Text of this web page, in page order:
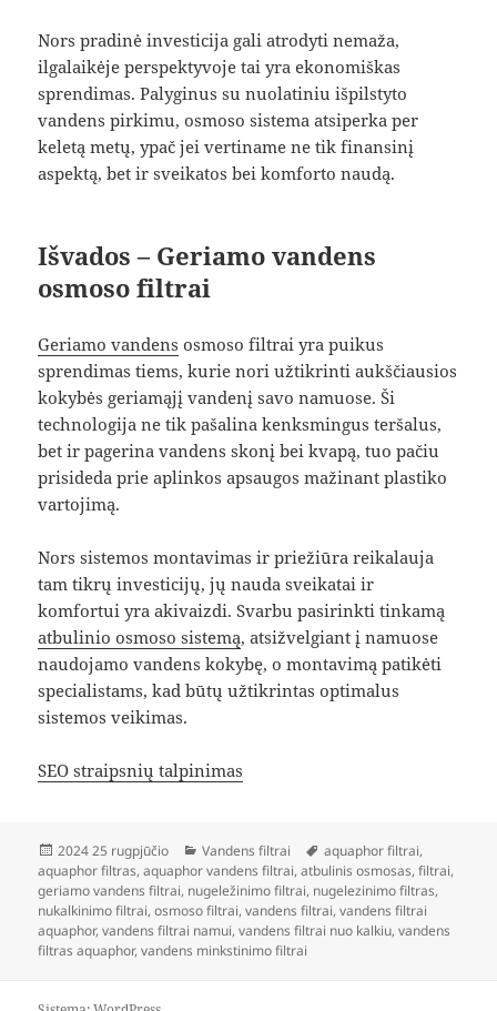
Nors pradinė investicija gali atrodyti nemaža,
ilgalaikėje perspektyvoje tai yra ekonomiškas
sprendimas. Palyginus su nuolatiniu išpilstyto
vandens pirkimu, osmoso sistema atsiperka per
keletą metų, ypač jei vertiname ne tik finansinį
aspektą, bet ir sveikatos bei komforto naudą.
Išvados – Geriamo vandens
osmoso filtrai
Geriamo vandens osmoso filtrai yra puikus
sprendimas tiems, kurie nori užtikrinti aukščiausios
kokybės geriamąjį vandenį savo namuose. Ši
technologija ne tik pašalina kenksmingus teršalus,
bet ir pagerina vandens skonį bei kvapą, tuo pačiu
prisideda prie aplinkos apsaugos mažinant plastiko
vartojimą.
Nors sistemos montavimas ir priežiūra reikalauja
tam tikrų investicijų, jų nauda sveikatai ir
komfortui yra akivaizdi. Svarbu pasirinkti tinkamą
atbulinio osmoso sistemą, atsižvelgiant į namuose
naudojamo vandens kokybę, o montavimą patikėti
specialistams, kad būtų užtikrintas optimalus
sistemos veikimas.
SEO straipsnių talpinimas
Paskelbta
2024 25 rugpjūčio Kategorijos
Vandens filtrai Žymos
aquaphor filtrai,
aquaphor filtras,aquaphor vandens filtrai,atbulinis osmosas,filtrai,
geriamo vandens filtrai, nugeležinimo filtrai, nugelezinimo filtras,
nukalkinimo filtrai,osmoso filtrai,vandens filtrai,vandens filtrai
aquaphor,vandens filtrai namui,vandens filtrai nuo kalkiu,vandens
filtras aquaphor,vandens minkstinimo filtrai